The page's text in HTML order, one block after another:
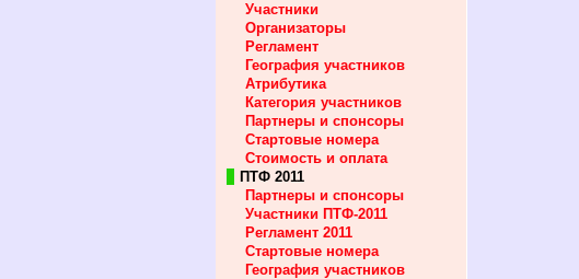
Участники
Организаторы
Регламент
География участников
Атрибутика
Категория участников
Партнеры и спонсоры
Стартовые номера
Стоимость и оплата
ПТФ 2011
Партнеры и спонсоры
Участники ПТФ-2011
Регламент 2011
Стартовые номера
География участников